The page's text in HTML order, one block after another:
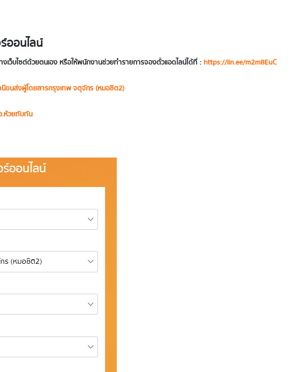
ออนไลน์
ว็บไซต์ด้วยตนเอง หรือให้พนักงานช่วยทำรายการจองตั๋วแอดไลน์ได้ที่ : https://lin.ee/m2m8EuC
ขนส่งผู้โดยสารกรุงเทพ จตุจักร (หมอชิต2)
ห้วยทับทัน